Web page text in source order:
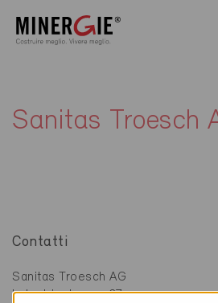
Sanitas Troesch
Contatti
Sanitas Troesch AG
Industriestrasse 27